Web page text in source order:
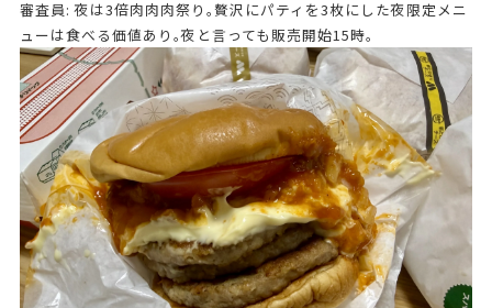
審査員: 夜は3倍肉肉肉祭り｡贅沢にパティを3枚にした夜限定メニ
ューは食べる価値あり｡夜と言っても販売開始15時｡